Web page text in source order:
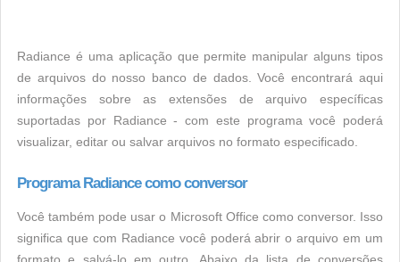
Radiance é uma aplicação que permite manipular alguns tipos
de arquivos do nosso banco de dados. Você encontrará aqui
informações sobre as extensões de arquivo específicas
suportadas por Radiance - com este programa você poderá
visualizar, editar ou salvar arquivos no formato especificado.
Programa Radiance como conversor
Você também pode usar o Microsoft Office como conversor. Isso
significa que com Radiance você poderá abrir o arquivo em um